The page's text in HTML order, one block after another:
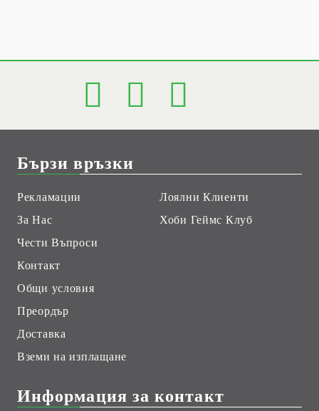
Бързи връзки
Рекламации
За Нас
Чести Въпроси
Контакт
Общи условия
Преордър
Доставка
Вземи на изплащане
Лоялни Клиенти
Хоби Геймс Клуб
Информация за контакт